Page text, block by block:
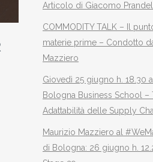
Articolo di Giacomo
COMMODITY TALK – Il
materie prime – Condotto
Mazziero
Giovedì 25 giugno h. 18.30
Bologna Business School –
Adattabilità delle Supply
Maurizio Mazziero al
di Bologna: 26 giugno h.